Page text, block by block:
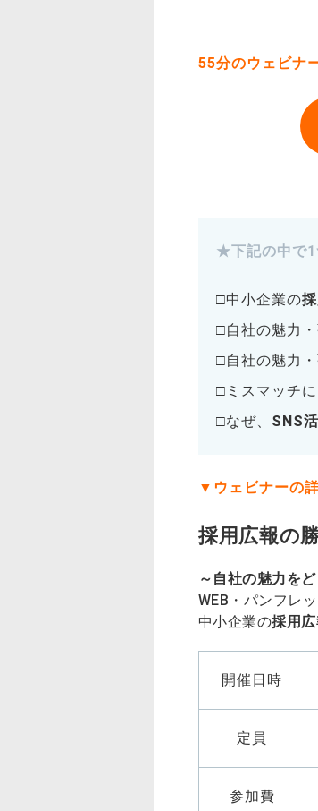
55分のウェビナ
★下記の中で1
□中小企業の
□自社の魅力
□自社の魅力
□ミスマッチに
□なぜ、 SNS
▼ ウェビナーの
採用広報の
～自社の魅力を
WEB・パンフレ
中小企業の採用
開催日時
定員
参加費